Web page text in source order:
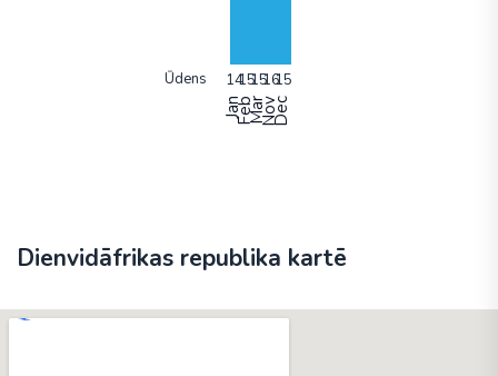
Ūdens
Jan
FebMarNovDec
Dienvidāfrikas republika kartē